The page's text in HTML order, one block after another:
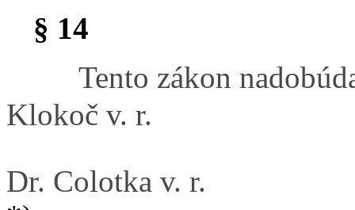
§ 14
Tento zákon
Klokoč v. r.
Dr. Colotka v. r.